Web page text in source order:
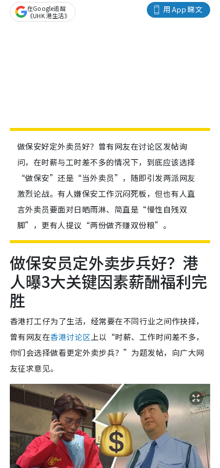
用 App 睇文
在Google追蹤
《UHK 港生活》
做保安好定外卖员好？曾有网友在讨论区发帖询
问，在时薪与工时差不多的情况下，到底应该选择
“做保安”还是“当外卖员”，随即引发两派网友
激烈论战。有人嫌保安工作沉闷死板，但也有人直
言外卖员要面对日晒雨淋、简直是“慢性自残双
脚”，更有人提议“两份做齐赚双份粮”。
做保安员定外卖步兵好？港
人曝3大关键因素薪酬福利完
胜
香港打工仔为了生活，经常要在不同行业之间作抉择，
曾有网友在香港讨论区上以“时薪、工作时间差不多，
你们会选择做看更定外卖步兵？”为题发帖，向广大网
友征求意见。